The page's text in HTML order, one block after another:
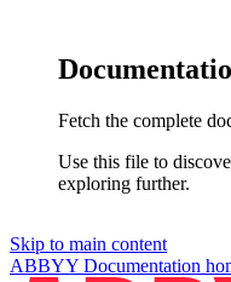
Fetch the complete
Use this file to
exploring further.
Skip to main content
ABBYY Documentation